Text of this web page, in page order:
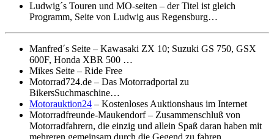
Ludwig´s Touren und MO-seiten – der Titel ist gleich
Programm, Seite von Ludwig aus Regensburg…
Manfred´s Seite – Kawasaki ZX 10; Suzuki GS 750, GSX
600F, Honda XBR 500 …
Mikes Seite – Ride Free
Motorrad724.de – Das Motorradportal zu
BikersSuchmaschine…
Motorauktion24 – Kostenloses Auktionshaus im Internet
Motorradfreunde-Maukendorf – Zusammenschluß von
Motorradfahrern, die einzig und allein Spaß daran haben mit